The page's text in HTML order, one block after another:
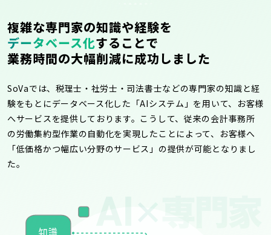
複雑な専門家の知識や経験を
データベース化することで
業務時間の大幅削減に成功しました
SoVaでは、税理士・社労士・司法書士などの専門家の知識と経
験をもとにデータベース化した「AIシステム」を用いて、お客様
へサービスを提供しております。こうして、従来の会計事務所
の労働集約型作業の自動化を実現したことによって、お客様へ
「低価格かつ幅広い分野のサービス」の提供が可能となりまし
た。